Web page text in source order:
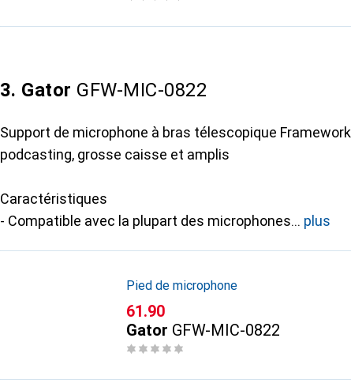
3. Gator GFW-MIC-0822
Support de microphone à bras télescopique
podcasting, grosse caisse et amplis
Caractéristiques
- Compatible avec la plupart des microphones
plus
Pied de microphone
CHF
61.90
Gator GFW-MIC-0822